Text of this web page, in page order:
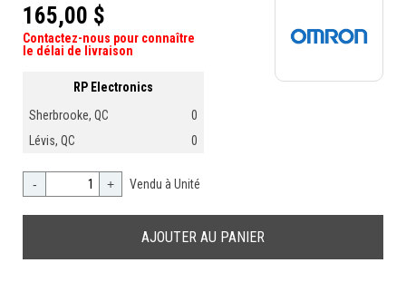
165,00 $
Contactez-nous pour connaître
le délai de livraison
RP Electronics
Sherbrooke, QC
0
Lévis, QC
0
- + Vendu à Unité